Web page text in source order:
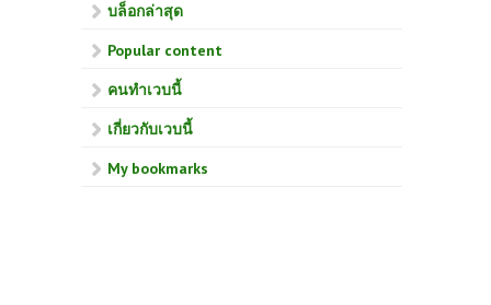
บล็อกล่าสุด
Popular content
คนทำเวบนี้
เกี่ยวกับเวบนี้
My bookmarks